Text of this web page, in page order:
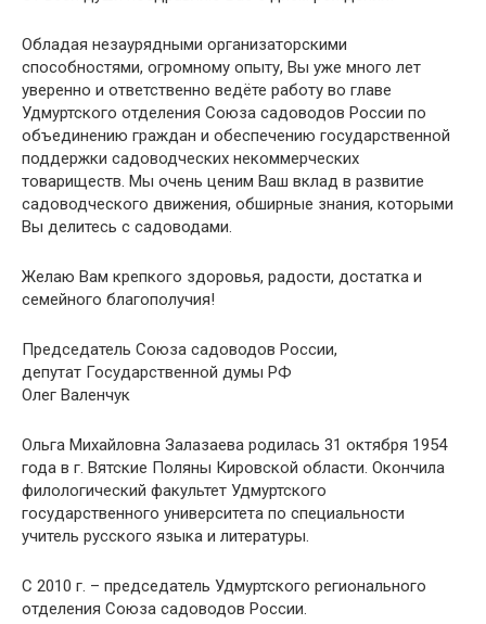
Обладая незаурядными организаторскими
способностями, огромному опыту, Вы уже много лет
уверенно и ответственно ведёте работу во главе
Удмуртского отделения Союза садоводов России по
объединению граждан и обеспечению государственной
поддержки садоводческих некоммерческих
товариществ. Мы очень ценим Ваш вклад в развитие
садоводческого движения, обширные знания, которыми
Вы делитесь с садоводами.
Желаю Вам крепкого здоровья, радости, достатка и
семейного благополучия!
Председатель Союза садоводов России,
депутат Государственной думы РФ
Олег Валенчук
Ольга Михайловна Залазаева родилась 31 октября 1954
года в г. Вятские Поляны Кировской области. Окончила
филологический факультет Удмуртского
государственного университета по специальности
учитель русского языка и литературы.
С 2010 г. – председатель Удмуртского регионального
отделения Союза садоводов России.